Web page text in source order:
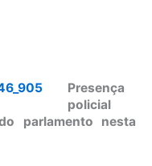
Presença
policial
parlamento nesta